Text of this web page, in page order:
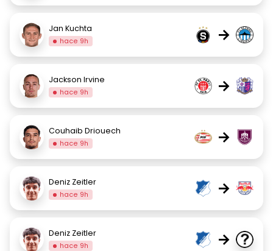
Jan Kuchta
hace 9h →
Jackson Irvine
hace 9h →
Couhaib Driouech
hace 9h →
Deniz Zeitler
hace 9h →
Deniz Zeitler
hace 9h →